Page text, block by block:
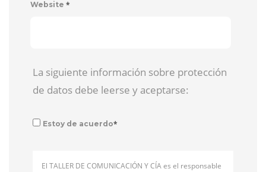
Website *
La siguiente información sobre protección
de datos debe leerse y aceptarse:
Estoy de acuerdo*
El TALLER DE COMUNICACIÓN Y CÍA es el responsable